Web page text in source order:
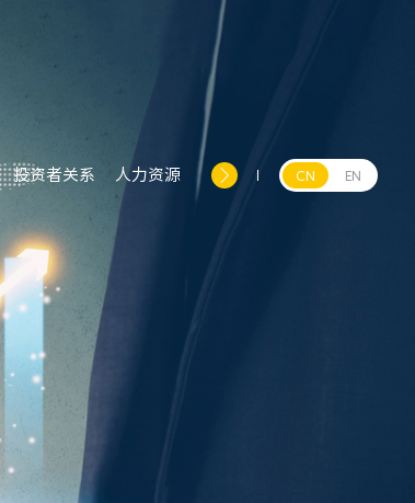
投资者关系 人力资源 CN EN